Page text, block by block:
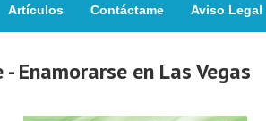
Artículos Contáctame Aviso Legal
Enamorarse en Las Vegas